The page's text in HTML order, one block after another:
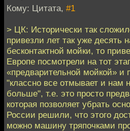
Кому: Цитата, #1
> ЦК: Исторически так
привезли лет так уже десять
бесконтактной мойки, то
Европе посмотрели на тот
«предварительной мойкой» и
"классно все отмывает и нам
больше", т.е. это просто
которая позволяет убрать
России решили, что этого
можно машину тряпочками